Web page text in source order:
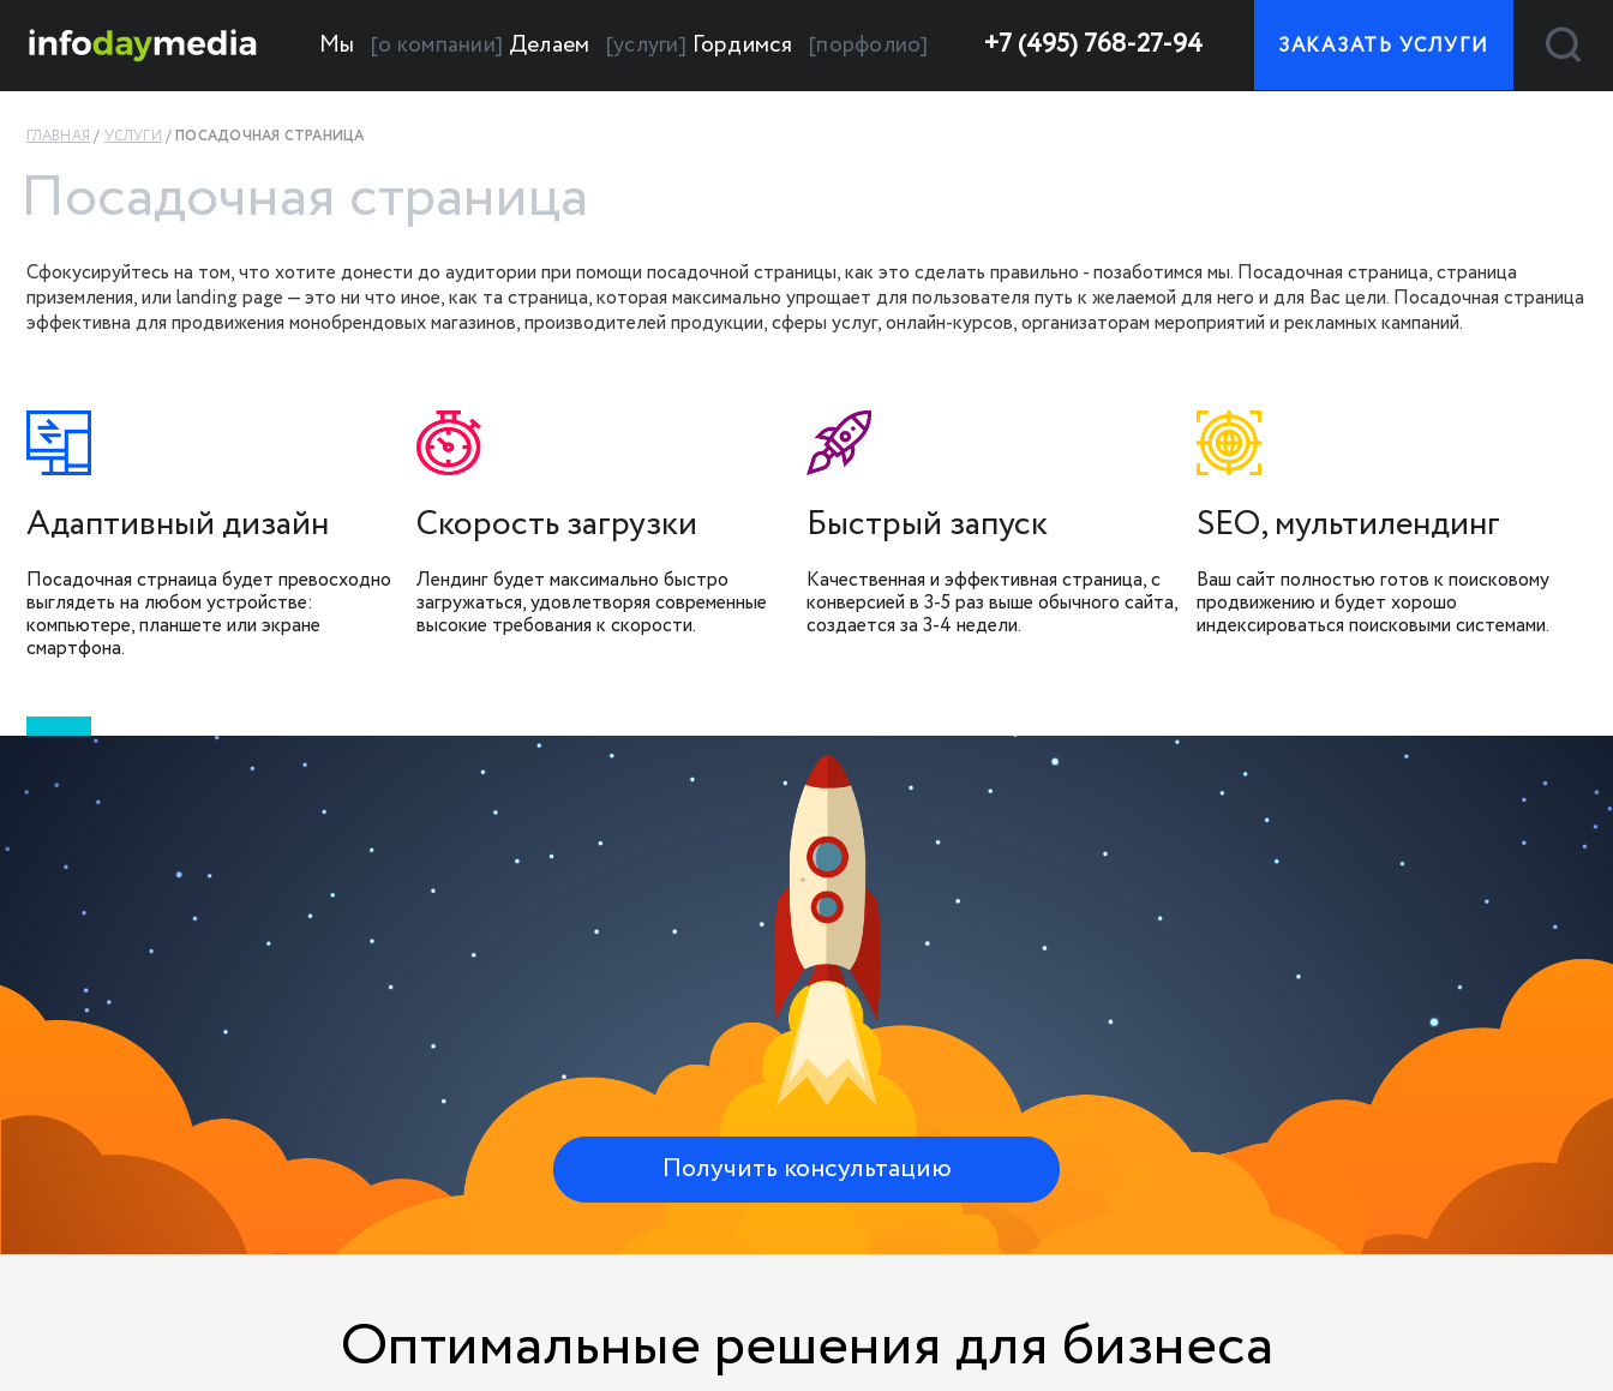
Мы [о компании] Делаем [услуги] Гордимся [порфолио] +7 (495) 768-27-94 ЗАКАЗАТЬ УСЛУГИ
ГЛАВНАЯ УСЛУГИ ПОСАДОЧНАЯ СТРАНИЦА
Посадочная страница
Сфокусируйтесь на том, что хотите донести до аудитории при помощи посадочной страницы, как это сделать правильно - позаботимся мы. Посадочная страница, страница
приземления, или landing page — это ни что иное, как та страница, которая максимально упрощает для пользователя путь к желаемой для него и для Вас цели. Посадочная страница
эффективна для продвижения монобрендовых магазинов, производителей продукции, сферы услуг, онлайн-курсов, организаторам мероприятий и рекламных кампаний.
Адаптивный дизайн
Посадочная стрнаица будет превосходно
выглядеть на любом устройстве:
компьютере, планшете или экране
смартфона.
Скорость загрузки
Лендинг будет максимально быстро
загружаться, удовлетворяя современные
высокие требования к скорости.
Быстрый запуск
Качественная и эффективная страница, с
конверсией в 3-5 раз выше обычного сайта,
создается за 3-4 недели.
SEO, мультилендинг
Ваш сайт полностью готов к поисковому
продвижению и будет хорошо
индексироваться поисковыми системами.
Получить консультацию
Оптимальные решения для бизнеса